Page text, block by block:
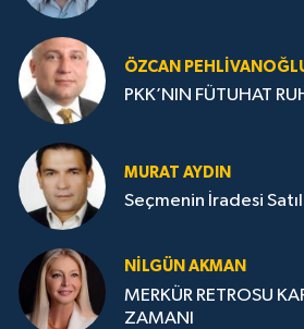
ÖZCAN
PKK’NIN FÜTUHAT
MURAT AYDIN
Seçmenin İradesi
NILGÜN AKMAN
MERKÜR RETROSU
ZAMANI